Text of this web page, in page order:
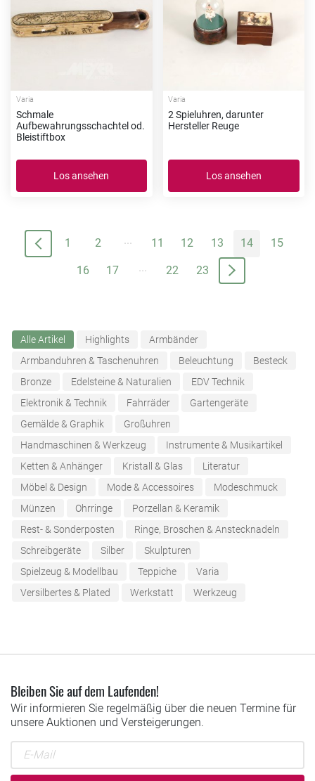
Varia
Schmale
Aufbewahrungsschachtel od.
Bleistiftbox
Los ansehen
Varia
2 Spieluhren, darunter
Hersteller Reuge
Los ansehen
1 2 ... 11 12 13 14 15
16 17 22 23
Alle Artikel Highlights
Armbänder
Armbanduhren & Taschenuhren
Beleuchtung
Besteck
Bronze
Edelsteine & Naturalien
EDV Technik
Elektronik & Technik
Fahrräder
Gartengeräte
Gemälde & Graphik
Großuhren
Handmaschinen & Werkzeug
Instrumente & Musikartikel
Ketten & Anhänger
Kristall & Glas
Literatur
Möbel & Design
Mode & Accessoires
Modeschmuck
Münzen
Ohrringe
Porzellan & Keramik
Rest- & Sonderposten
Ringe, Broschen & Anstecknadeln
Schreibgeräte
Silber
Skulpturen
Spielzeug & Modellbau
Teppiche
Varia
Versilbertes & Plated
Werkstatt Werkzeug
Bleiben Sie auf dem Laufenden!
Wir informieren Sie regelmäßig über die neuen Termine für
unsere Auktionen und Versteigerungen.